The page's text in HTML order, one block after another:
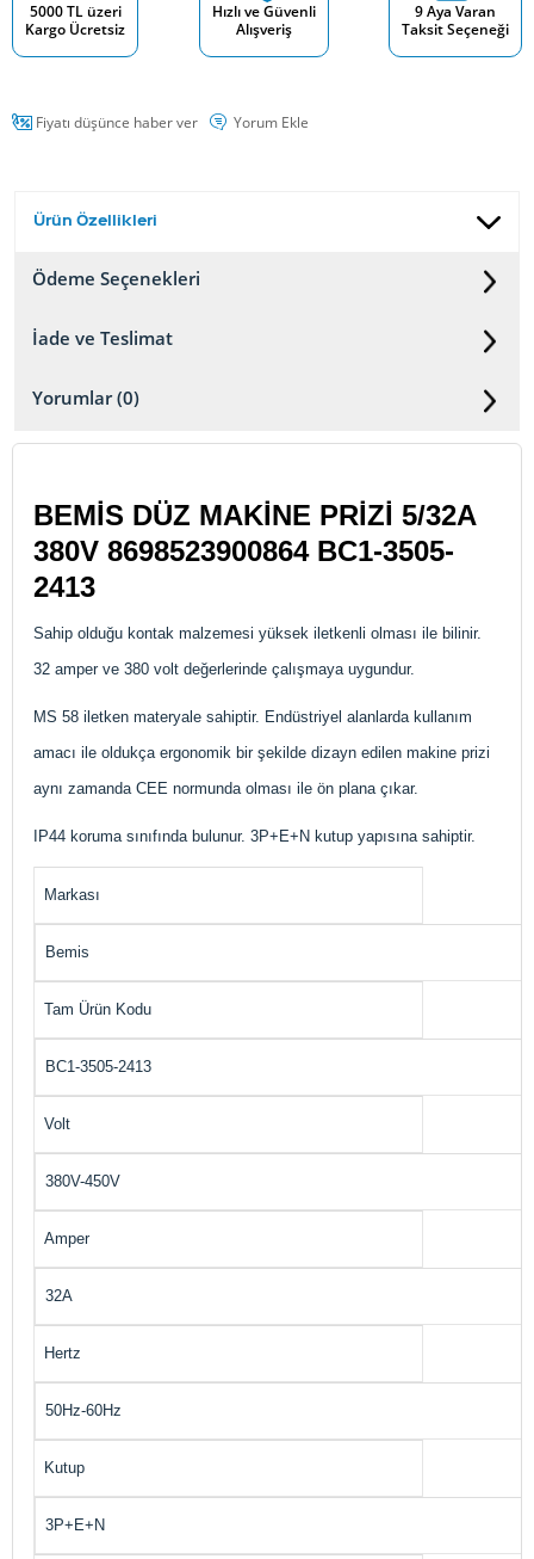
5000 TL üzeri
Kargo Ücretsiz
Hızlı ve Güvenli
Alışveriş
9 Aya Varan
Taksit Seçeneği
Fiyatı düşünce haber ver Yorum Ekle
Ürün Özellikleri
Ödeme Seçenekleri
İade ve Teslimat
Yorumlar (0)
BEMİS DÜZ MAKİNE PRİZİ 5/32A
380V 8698523900864 BC1-3505-
2413
Sahip olduğu kontak malzemesi yüksek iletkenli olması ile bilinir.
32 amper ve 380 volt değerlerinde çalışmaya uygundur.
MS 58 iletken materyale sahiptir. Endüstriyel alanlarda kullanım
amacı ile oldukça ergonomik bir şekilde dizayn edilen makine prizi
aynı zamanda CEE normunda olması ile ön plana çıkar.
IP44 koruma sınıfında bulunur. 3P+E+N kutup yapısına sahiptir.
Markası
Bemis
Tam Ürün Kodu
BC1-3505-2413
Volt
380V-450V
Amper
32A
Hertz
50Hz-60Hz
Kutup
3P+E+N